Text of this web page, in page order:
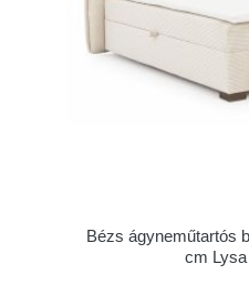
Bézs ágyneműtartós
cm